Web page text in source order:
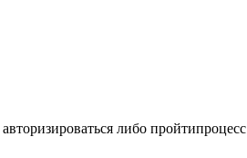
либо пройтипроцесс